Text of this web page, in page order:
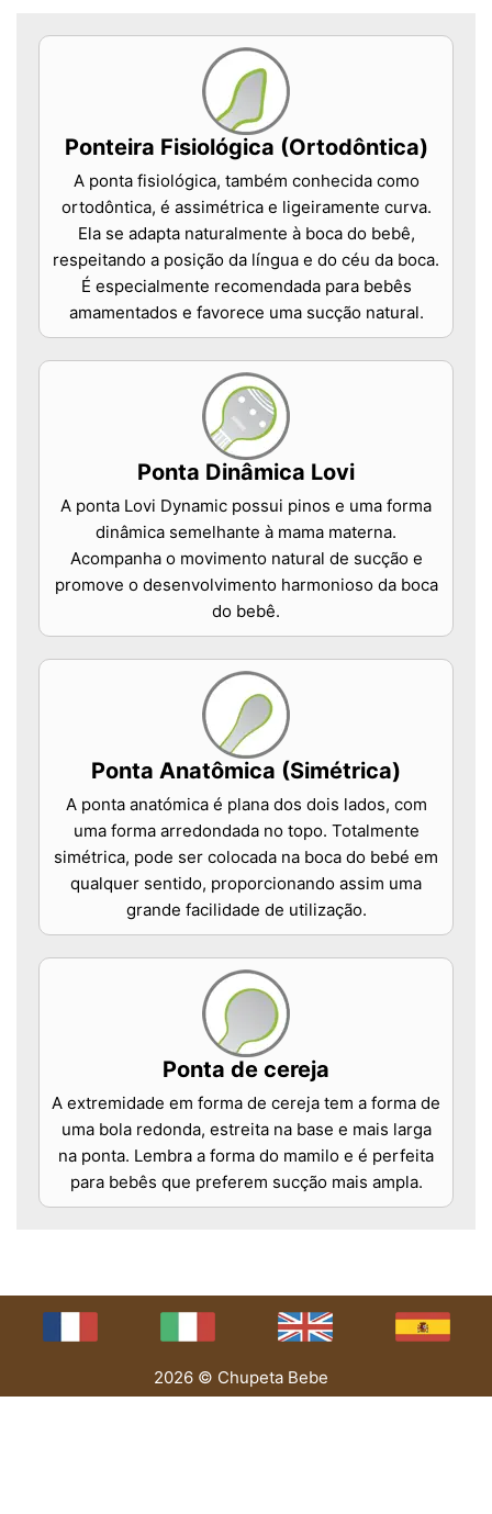
Ponteira Fisiológica (Ortodôntica)
A ponta fisiológica, também conhecida como
ortodôntica, é assimétrica e ligeiramente curva.
Ela se adapta naturalmente à boca do bebê,
respeitando a posição da língua e do céu da boca.
É especialmente recomendada para bebês
amamentados e favorece uma sucção natural.
Ponta Dinâmica Lovi
A ponta Lovi Dynamic possui pinos e uma forma
dinâmica semelhante à mama materna.
Acompanha o movimento natural de sucção e
promove o desenvolvimento harmonioso da boca
do bebê.
Ponta Anatômica (Simétrica)
A ponta anatómica é plana dos dois lados, com
uma forma arredondada no topo. Totalmente
simétrica, pode ser colocada na boca do bebé em
qualquer sentido, proporcionando assim uma
grande facilidade de utilização.
Ponta de cereja
A extremidade em forma de cereja tem a forma de
uma bola redonda, estreita na base e mais larga
na ponta. Lembra a forma do mamilo e é perfeita
para bebês que preferem sucção mais ampla.
2026 © Chupeta Bebe